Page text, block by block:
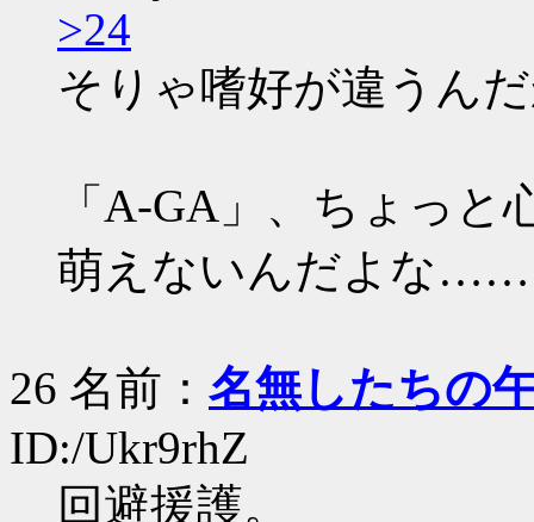
>24
そりゃ嗜好が違うん
「A-GA」、ちょっ
萌えないんだよな……
26 名前： 名無したちの
ID:/Ukr9rhZ
回避援護。